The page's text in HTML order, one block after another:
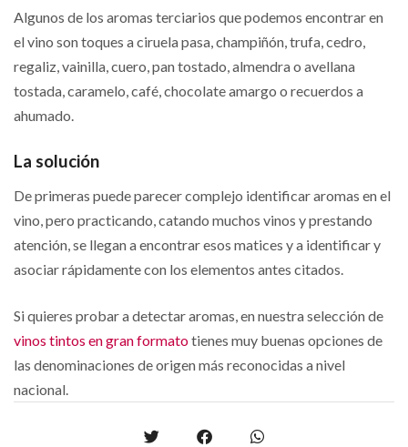
Algunos de los aromas terciarios que podemos encontrar en
el vino son toques a ciruela pasa, champiñón, trufa, cedro,
regaliz, vainilla, cuero, pan tostado, almendra o avellana
tostada, caramelo, café, chocolate amargo o recuerdos a
ahumado.
La solución
De primeras puede parecer complejo identificar aromas en el
vino, pero practicando, catando muchos vinos y prestando
atención, se llegan a encontrar esos matices y a identificar y
asociar rápidamente con los elementos antes citados.
Si quieres probar a detectar aromas, en nuestra selección de
vinos tintos en gran formatotienes muy buenas opciones de
las denominaciones de origen más reconocidas a nivel
nacional.